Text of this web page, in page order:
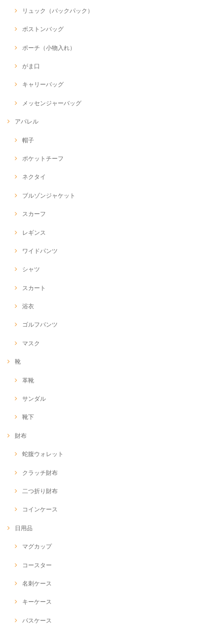
リュック（バックパック）
ボストンバッグ
ポーチ（小物入れ）
がま口
キャリーバッグ
メッセンジャーバッグ
アパレル
帽子
ポケットチーフ
ネクタイ
ブルゾンジャケット
スカーフ
レギンス
ワイドパンツ
シャツ
スカート
浴衣
ゴルフパンツ
マスク
靴
革靴
サンダル
靴下
財布
蛇腹ウォレット
クラッチ財布
二つ折り財布
コインケース
日用品
マグカップ
コースター
名刺ケース
キーケース
パスケース